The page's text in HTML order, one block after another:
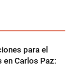
para el
en Carlos Paz: